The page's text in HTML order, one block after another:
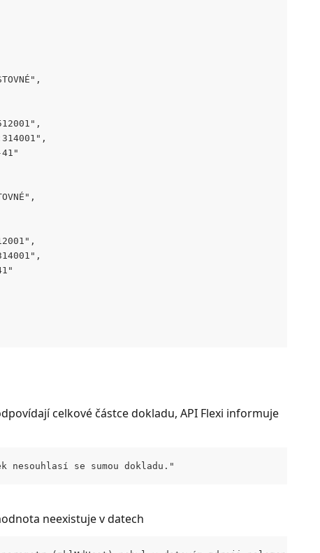
celkové částce dokladu, API Flexi informuje
nesouhlasí se sumou dokladu."
neexistuje v datech